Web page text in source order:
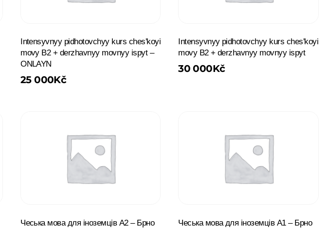
Intensyvnyy pidhotovchyy kurs chesʹkoyi
movy B2 + derzhavnyy movnyy ispyt –
ONLAYN
25 000Kč
Intensyvnyy pidhotovchyy kurs chesʹkoyi
movy B2 + derzhavnyy movnyy ispyt
30 000Kč
Чеська мова для іноземців A2 – Брно Чеська мова для іноземців A1 – Брно